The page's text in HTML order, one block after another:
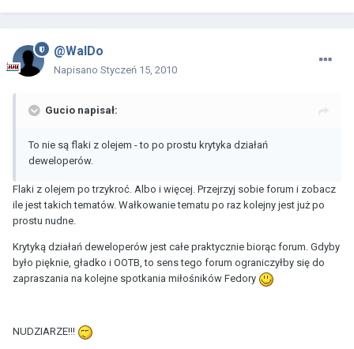
@WalDo
Napisano Styczeń 15, 2010
Gucio napisał:
To nie są flaki z olejem - to po prostu krytyka działań
deweloperów.
Flaki z olejem po trzykroć. Albo i więcej. Przejrzyj sobie forum i zobacz
ile jest takich tematów. Wałkowanie tematu po raz kolejny jest już po
prostu nudne.
Krytyką działań deweloperów jest całe praktycznie biorąc forum. Gdyby
było pięknie, gładko i OOTB, to sens tego forum ograniczyłby się do
zapraszania na kolejne spotkania miłośników Fedory
NUDZIARZE!!!